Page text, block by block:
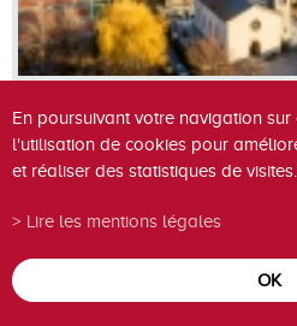
En poursuivant votre navigation sur
l'utilisation de cookies pour
et réaliser des statistiques de visites.
Lire les mentions légales
OK